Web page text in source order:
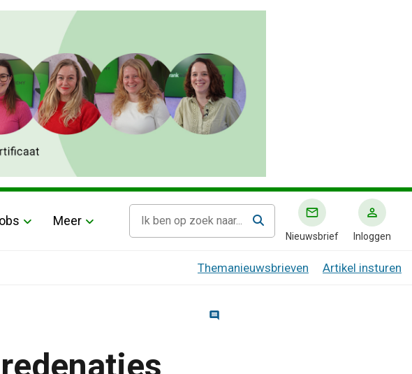
Meer
Nieuwsbrief Inloggen
Themanieuwsbrieven Artikel insturen